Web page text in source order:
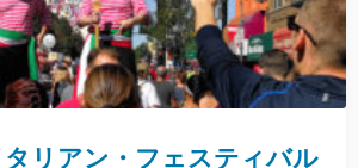
リアン・フェスティバル